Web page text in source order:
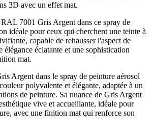
3D avec un effet mat.
7001 Gris Argent dans ce spray de
idéale pour ceux qui cherchent une teinte à
capable de rehausser l'aspect de
élégance éclatante et une sophistication
mat.
Argent dans le spray de peinture aérosol
polyvalente et élégante, adaptée à un
de peinture. Sa nuance de Gris Argent
vive et accueillante, idéale pour
avec une finition mat qui renforce son